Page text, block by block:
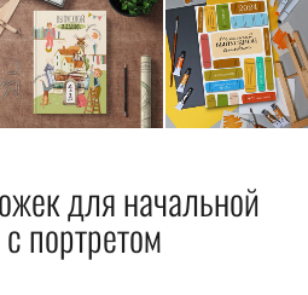
для начальной
портретом